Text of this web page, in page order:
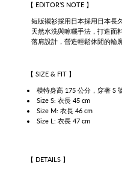
【 EDITOR’S NOTE 】
短版襯衫採用日本採用日本長
天然水洗與晾曬手法，打造面
落肩設計，營造輕鬆休閒的輪
【 SIZE & FIT 】
模特身高 175 公分，穿著 S
Size S: 衣長 45 cm
Size M: 衣長 46 cm
Size L: 衣長 47 cm
【 DETAILS 】